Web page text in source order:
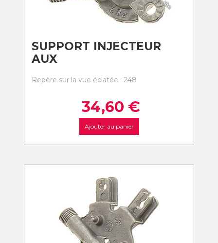
SUPPORT INJECTEUR
AUX
Repère sur la vue éclatée : 248
34,60 €
Ajouter au panier